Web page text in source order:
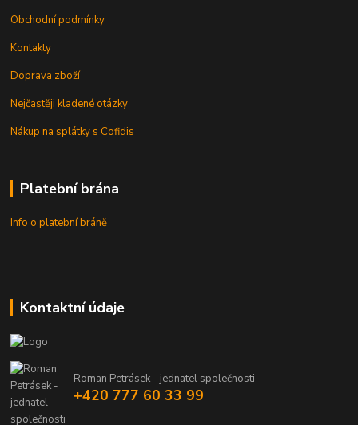
Obchodní podmínky
Kontakty
Doprava zboží
Nejčastěji kladené otázky
Nákup na splátky s Cofidis
Platební brána
Info o platební bráně
Kontaktní údaje
Roman Petrásek - jednatel společnosti
+420 777 60 33 99